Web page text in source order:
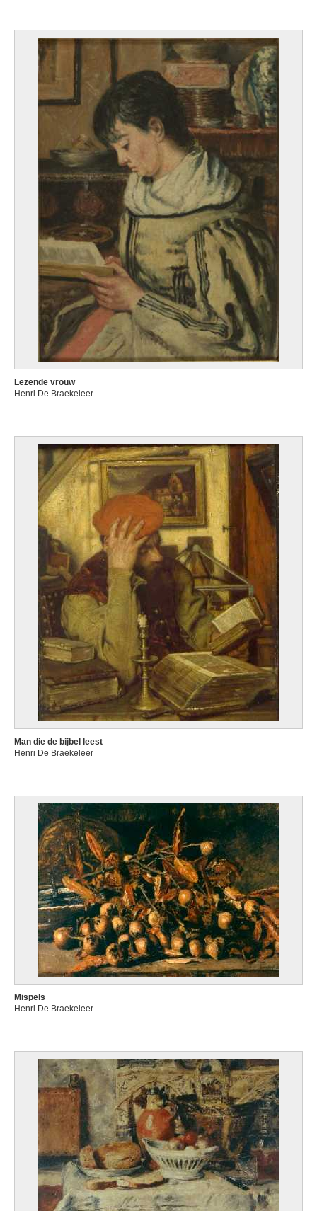
Lezende vrouw
Henri De Braekeleer
Man die de bijbel leest
Henri De Braekeleer
Mispels
Henri De Braekeleer